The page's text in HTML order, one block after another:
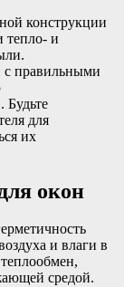
конструкции
тепло- и
с правильными
Будьте
для
их
окон
и влаги в
средой.